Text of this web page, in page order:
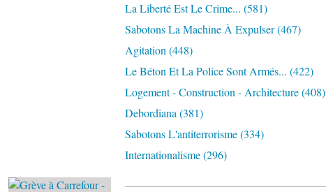
La Liberté Est Le Crime... (581)
Sabotons La Machine À Expulser(467)
Agitation (448)
Le Béton Et La Police Sont Armés... (422)
Logement - Construction - Architecture(408)
Debordiana (381)
Sabotons L'antiterrorisme(334)
Internationalisme(296)